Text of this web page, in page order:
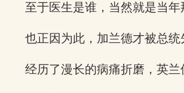
至于医生是谁，当然就是当
也正因为此，加兰德才被总
经历了漫长的病痛折磨，英